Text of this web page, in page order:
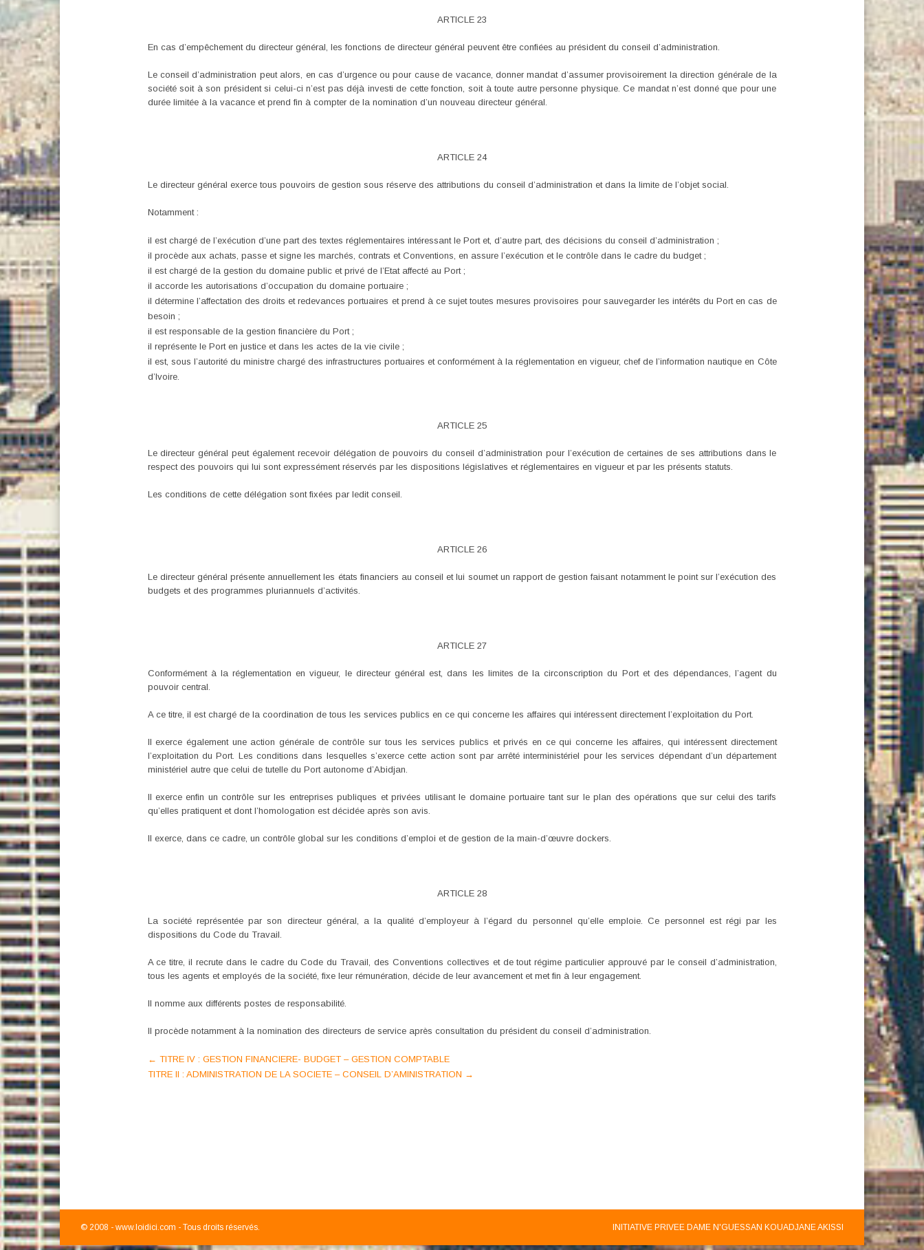
ARTICLE 23
En cas d’empêchement du directeur général, les fonctions de directeur général peuvent être confiées au président du conseil d’administration.
Le conseil d’administration peut alors, en cas d’urgence ou pour cause de vacance, donner mandat d’assumer provisoirement la direction générale de la
société soit à son président si celui-ci n’est pas déjà investi de cette fonction, soit à toute autre personne physique. Ce mandat n’est donné que pour une
durée limitée à la vacance et prend fin à compter de la nomination d’un nouveau directeur général.
ARTICLE 24
Le directeur général exerce tous pouvoirs de gestion sous réserve des attributions du conseil d’administration et dans la limite de l’objet social.
Notamment :
il est chargé de l’exécution d’une part des textes réglementaires intéressant le Port et, d’autre part, des décisions du conseil d’administration ;
il procède aux achats, passe et signe les marchés, contrats et Conventions, en assure l’exécution et le contrôle dans le cadre du budget ;
il est chargé de la gestion du domaine public et privé de l’Etat affecté au Port ;
il accorde les autorisations d’occupation du domaine portuaire ;
il détermine l’affectation des droits et redevances portuaires et prend à ce sujet toutes mesures provisoires pour sauvegarder les intérêts du Port en cas de
besoin ;
il est responsable de la gestion financière du Port ;
il représente le Port en justice et dans les actes de la vie civile ;
il est, sous l’autorité du ministre chargé des infrastructures portuaires et conformément à la réglementation en vigueur, chef de l’information nautique en Côte
d’Ivoire.
ARTICLE 25
Le directeur général peut également recevoir délégation de pouvoirs du conseil d’administration pour l’exécution de certaines de ses attributions dans le
respect des pouvoirs qui lui sont expressément réservés par les dispositions législatives et réglementaires en vigueur et par les présents statuts.
Les conditions de cette délégation sont fixées par ledit conseil.
ARTICLE 26
Le directeur général présente annuellement les états financiers au conseil et lui soumet un rapport de gestion faisant notamment le point sur l’exécution des
budgets et des programmes pluriannuels d’activités.
ARTICLE 27
Conformément à la réglementation en vigueur, le directeur général est, dans les limites de la circonscription du Port et des dépendances, l’agent du
pouvoir central.
A ce titre, il est chargé de la coordination de tous les services publics en ce qui concerne les affaires qui intéressent directement l’exploitation du Port.
Il exerce également une action générale de contrôle sur tous les services publics et privés en ce qui concerne les affaires, qui intéressent directement
l’exploitation du Port. Les conditions dans lesquelles s’exerce cette action sont par arrêté interministériel pour les services dépendant d’un département
ministériel autre que celui de tutelle du Port autonome d’Abidjan.
Il exerce enfin un contrôle sur les entreprises publiques et privées utilisant le domaine portuaire tant sur le plan des opérations que sur celui des tarifs
qu’elles pratiquent et dont l’homologation est décidée après son avis.
Il exerce, dans ce cadre, un contrôle global sur les conditions d’emploi et de gestion de la main-d’œuvre dockers.
ARTICLE 28
La société représentée par son directeur général, a la qualité d’employeur à l’égard du personnel qu’elle emploie. Ce personnel est régi par les
dispositions du Code du Travail.
A ce titre, il recrute dans le cadre du Code du Travail, des Conventions collectives et de tout régime particulier approuvé par le conseil d’administration,
tous les agents et employés de la société, fixe leur rémunération, décide de leur avancement et met fin à leur engagement.
Il nomme aux différents postes de responsabilité.
Il procède notamment à la nomination des directeurs de service après consultation du président du conseil d’administration.
Post
navigation
← TITRE IV : GESTION FINANCIERE- BUDGET – GESTION COMPTABLE
TITRE II : ADMINISTRATION DE LA SOCIETE – CONSEIL D’AMINISTRATION →
© 2008 - www.loidici.com - Tous droits réservés. INITIATIVE PRIVEE DAME N'GUESSAN KOUADJANE AKISSI